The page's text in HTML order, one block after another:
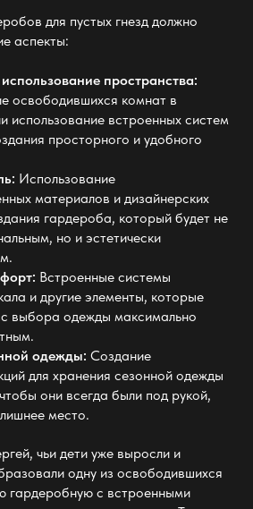
для пустых гнезд должно
аспекты:
пространства:
освободившихся комнат в
использование встроенных систем
просторного и удобного
Использование
материалов и дизайнерских
гардероба, который будет не
но и эстетически
Встроенные системы
и другие элементы, которые
выбора одежды максимально
одежды: Создание
для хранения сезонной одежды
они всегда были под рукой,
место.
чьи дети уже выросли и
одну из освободившихся
гардеробную с встроенными